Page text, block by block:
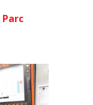
Parc